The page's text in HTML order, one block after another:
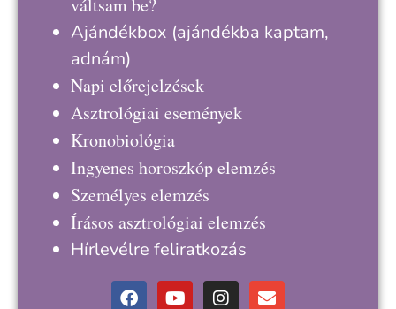
váltsam be?
Ajándékbox (ajándékba kaptam,
adnám)
Napi előrejelzések
Asztrológiai események
Kronobiológia
Ingyenes horoszkóp elemzés
Személyes elemzés
Írásos asztrológiai elemzés
Hírlevélre feliratkozás